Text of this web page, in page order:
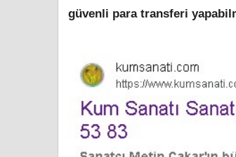
güvenli para transferi